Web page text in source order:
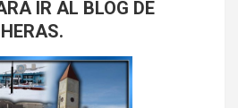
IR AL BLOG DE